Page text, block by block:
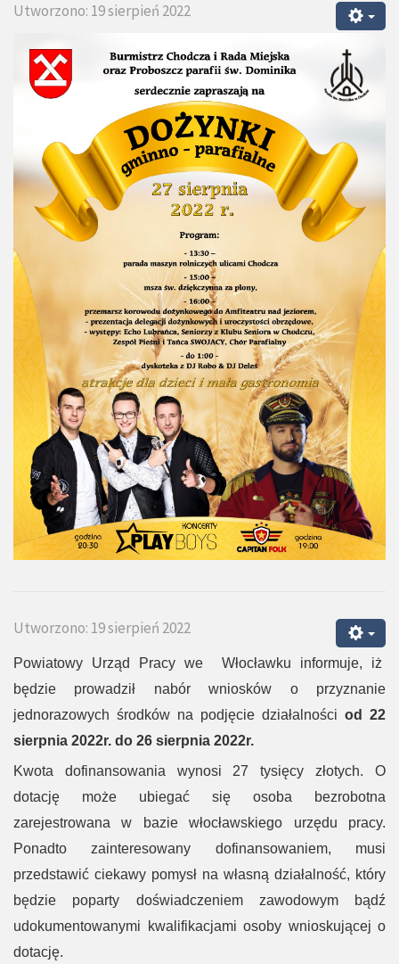
Utworzono: 19 sierpień 2022
Utworzono: 19 sierpień 2022
Powiatowy Urząd Pracy we Włocławku informuje, iż
będzie prowadził nabór wniosków o przyznanie
jednorazowych środków na podjęcie działalności od 22
sierpnia 2022r. do 26 sierpnia 2022r.
Kwota dofinansowania wynosi 27 tysięcy złotych. O
dotację może ubiegać się osoba bezrobotna
zarejestrowana w bazie włocławskiego urzędu pracy.
Ponadto zainteresowany dofinansowaniem, musi
przedstawić ciekawy pomysł na własną działalność, który
będzie poparty doświadczeniem zawodowym bądź
udokumentowanymi kwalifikacjami osoby wnioskującej o
dotację.